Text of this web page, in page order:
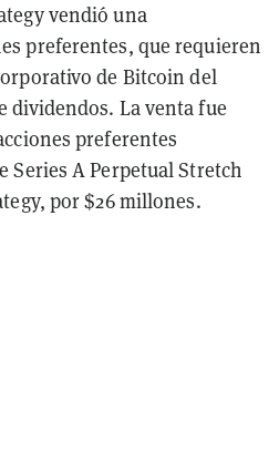
vendió una
preferentes, que requieren
de Bitcoin del
dividendos. La venta fue
preferentes
Series A Perpetual Stretch
por $26 millones.